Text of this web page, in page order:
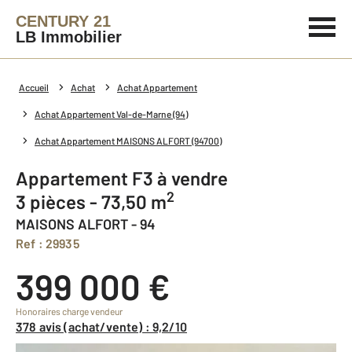
CENTURY 21
LB Immobilier
Accueil Achat Achat Appartement
Achat Appartement Val-de-Marne (94)
Achat Appartement MAISONS ALFORT (94700)
Appartement F3 à vendre
3 pièces - 73,50 m2
MAISONS ALFORT - 94
Ref : 29935
399 000 €
Honoraires charge vendeur
378 avis (achat/vente) : 9,2/10